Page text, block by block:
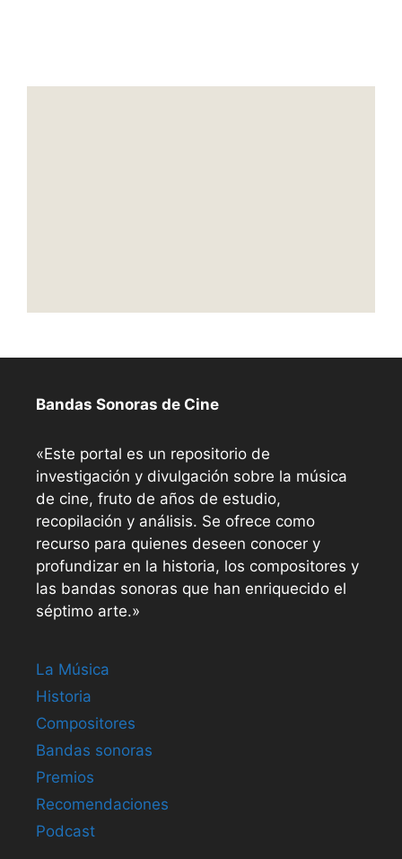
Bandas Sonoras de Cine
«Este portal es un repositorio de
investigación y divulgación sobre la música
de cine, fruto de años de estudio,
recopilación y análisis. Se ofrece como
recurso para quienes deseen conocer y
profundizar en la historia, los compositores y
las bandas sonoras que han enriquecido el
séptimo arte.»
La Música
Historia
Compositores
Bandas sonoras
Premios
Recomendaciones
Podcast